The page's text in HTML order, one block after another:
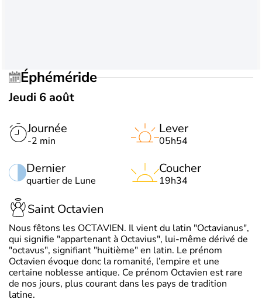
Éphéméride
Jeudi 6 août
Journée
-2 min
Dernier
quartier de Lune
Lever
05h54
Coucher
19h34
Saint Octavien
Nous fêtons les OCTAVIEN. Il vient du latin "Octavianus",
qui signifie "appartenant à Octavius", lui-même dérivé de
"octavus", signifiant "huitième" en latin. Le prénom
Octavien évoque donc la romanité, l’empire et une
certaine noblesse antique. Ce prénom Octavien est rare
de nos jours, plus courant dans les pays de tradition
latine.